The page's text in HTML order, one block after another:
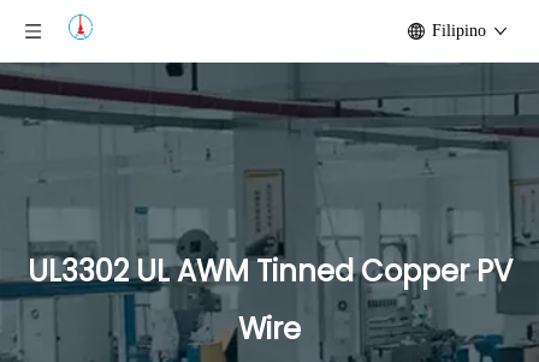
Filipino
UL3302 UL AWM Tinned Copper PV
Wire